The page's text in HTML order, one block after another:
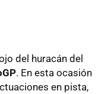
del huracán del
. En esta ocasión
en pista,